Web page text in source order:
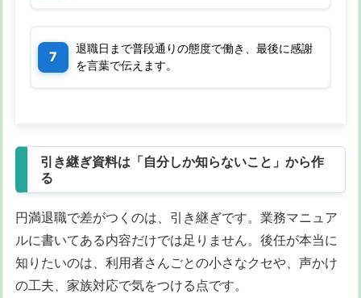
退職日まで普段通りの態度で働き、最後に感謝
を言葉で伝えます。
引き継ぎ資料は「自分しか知らないこと」から作
る
円満退職で差がつくのは、引き継ぎです。業務マニュア
ルに書いてある内容だけでは足りません。後任が本当に
知りたいのは、利用者さんごとの小さなクセや、声かけ
の工夫、家族対応で気をつける点です。